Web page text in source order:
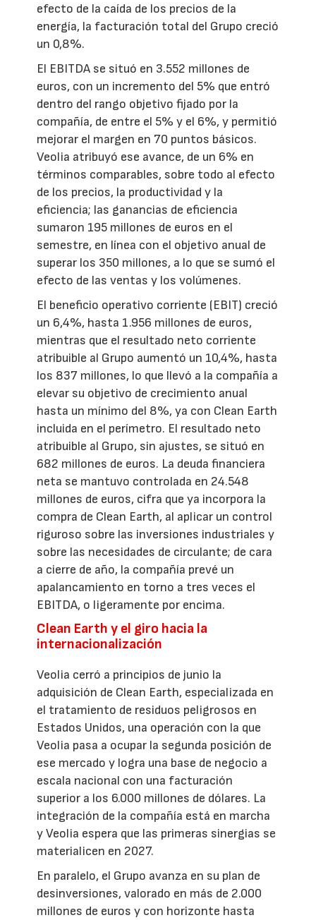
efecto de la caída de los precios de la
energía, la facturación total del Grupo creció
un 0,8%.
El EBITDA se situó en 3.552 millones de
euros, con un incremento del 5% que entró
dentro del rango objetivo fijado por la
compañía, de entre el 5% y el 6%, y permitió
mejorar el margen en 70 puntos básicos.
Veolia atribuyó ese avance, de un 6% en
términos comparables, sobre todo al efecto
de los precios, la productividad y la
eficiencia; las ganancias de eficiencia
sumaron 195 millones de euros en el
semestre, en línea con el objetivo anual de
superar los 350 millones, a lo que se sumó el
efecto de las ventas y los volúmenes.
El beneficio operativo corriente (EBIT) creció
un 6,4%, hasta 1.956 millones de euros,
mientras que el resultado neto corriente
atribuible al Grupo aumentó un 10,4%, hasta
los 837 millones, lo que llevó a la compañía a
elevar su objetivo de crecimiento anual
hasta un mínimo del 8%, ya con Clean Earth
incluida en el perímetro. El resultado neto
atribuible al Grupo, sin ajustes, se situó en
682 millones de euros. La deuda financiera
neta se mantuvo controlada en 24.548
millones de euros, cifra que ya incorpora la
compra de Clean Earth, al aplicar un control
riguroso sobre las inversiones industriales y
sobre las necesidades de circulante; de cara
a cierre de año, la compañía prevé un
apalancamiento en torno a tres veces el
EBITDA, o ligeramente por encima.
Clean Earth y el giro hacia la
internacionalización
Veolia cerró a principios de junio la
adquisición de Clean Earth, especializada en
el tratamiento de residuos peligrosos en
Estados Unidos, una operación con la que
Veolia pasa a ocupar la segunda posición de
ese mercado y logra una base de negocio a
escala nacional con una facturación
superior a los 6.000 millones de dólares. La
integración de la compañía está en marcha
y Veolia espera que las primeras sinergias se
materialicen en 2027.
En paralelo, el Grupo avanza en su plan de
desinversiones, valorado en más de 2.000
millones de euros y con horizonte hasta